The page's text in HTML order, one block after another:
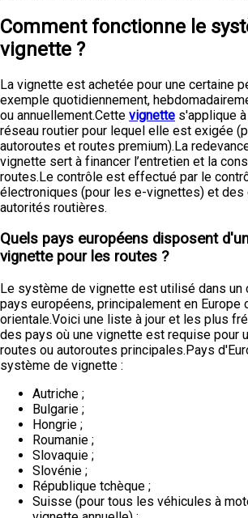
Comment fonctionne le
vignette ?
La vignette est achetée pour une certaine
exemple quotidiennement,
ou annuellement.Cette vignette s'applique
réseau routier pour lequel elle est exigée
autoroutes et routes premium).La
vignette sert à financer l’entretien et la
routes.Le contrôle est effectué par le
électroniques (pour les e-vignettes) et des
autorités routières.
Quels pays européens disposent
vignette pour les routes ?
Le système de vignette est utilisé dans un
pays européens, principalement en Europe
orientale.Voici une liste à jour et les plus
des pays où une vignette est requise pour
routes ou autoroutes principales.Pays
système de vignette :
Autriche ;
Bulgarie ;
Hongrie ;
Roumanie ;
Slovaquie ;
Slovénie ;
République tchèque ;
Suisse (pour tous les véhicules à